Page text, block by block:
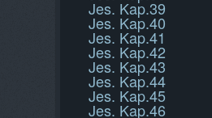
Jes. Kap.39
Jes. Kap.40
Jes. Kap.41
Jes. Kap.42
Jes. Kap.43
Jes. Kap.44
Jes. Kap.45
Jes. Kap.46